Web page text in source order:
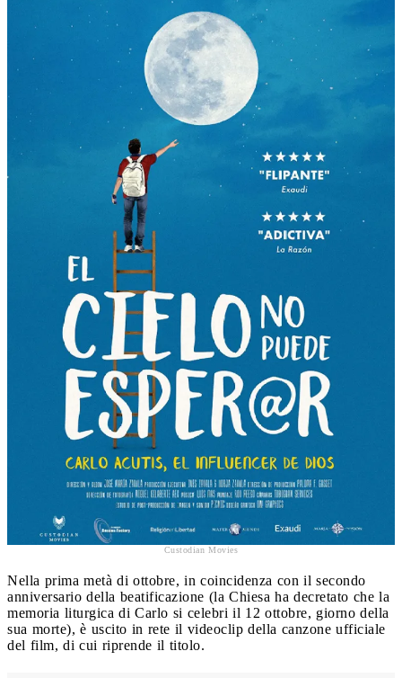
Custodian Movies
Nella prima metà di ottobre, in coincidenza con il secondo
anniversario della beatificazione (la Chiesa ha decretato che la
memoria liturgica di Carlo si celebri il 12 ottobre, giorno della
sua morte), è uscito in rete il videoclip della canzone ufficiale
del film, di cui riprende il titolo.